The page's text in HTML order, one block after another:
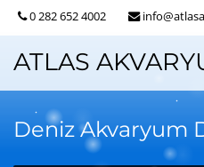
0 282 652 4002
ATLAS
Deniz Akvaryum